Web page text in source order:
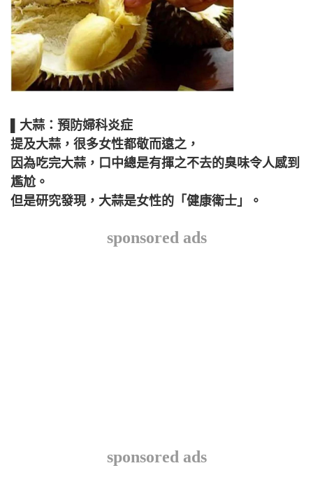
▌大蒜：預防婦科炎症
提及大蒜，很多女性都敬而遠之，
因為吃完大蒜，口中總是有揮之不去的臭味令人感到
尷尬。
但是研究發現，大蒜是女性的「健康衛士」。
sponsored ads
sponsored ads